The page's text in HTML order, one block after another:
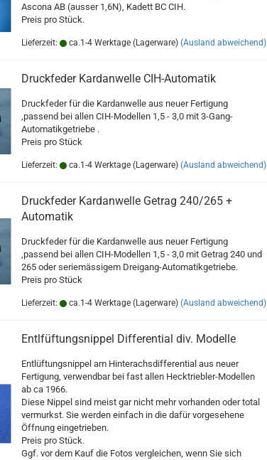
Ascona AB (ausser 1,6N), Kadett BC CIH.
Preis pro Stück.
Lieferzeit: ca.1-4 Werktage (Lagerware) (Ausland abweichend)
Druckfeder Kardanwelle CIH-Automatik
Druckfeder für die Kardanwelle aus neuer Fertigung
,passend bei allen CIH-Modellen 1,5 - 3,0 mit 3-Gang-
Automatikgetriebe .
Preis pro Stück
Lieferzeit: ca.1-4 Werktage (Lagerware) (Ausland abweichend)
Druckfeder Kardanwelle Getrag 240/265 +
Automatik
Druckfeder für die Kardanwelle aus neuer Fertigung
,passend bei allen CIH-Modellen 1,5 - 3,0 mit Getrag 240 und
265 oder seriemässigem Dreigang-Automatikgetriebe.
Preis pro Stück
Lieferzeit: ca.1-4 Werktage (Lagerware) (Ausland abweichend)
Entlfüftungsnippel Differential div. Modelle
Entlüftungsnippel am Hinterachsdifferential aus neuer
Fertigung, verwendbar bei fast allen Hecktriebler-Modellen
ab ca 1966.
Diese Nippel sind meist gar nicht mehr vorhanden oder total
vermurkst. Sie werden einfach in die dafür vorgesehene
Öffnung eingetrieben.
Preis pro Stück.
Ggf. vor dem Kauf die Fotos vergleichen, wenn Sie sich